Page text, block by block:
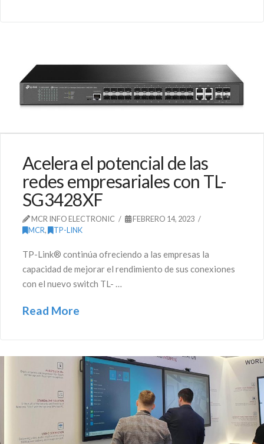
Acelera el potencial de las
redes empresariales con TL-
SG3428XF
MCR INFO ELECTRONIC
FEBRERO 14, 2023
MCR, TP-LINK
TP-Link® continúa ofreciendo a las empresas la
capacidad de mejorar el rendimiento de sus conexiones
con el nuevo switch TL- …
Read More